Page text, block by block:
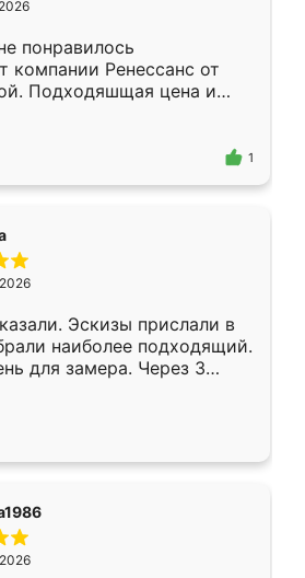
понравилось
компании Ренессанс от
Подходяшщая цена и
изготовления. Приехавший
Владислав
эскизу самый
1
Эскизы прислали в
наиболее подходящий.
для замера. Через 3
уже готова. Остались
Спасибо Ренессанс
работу!